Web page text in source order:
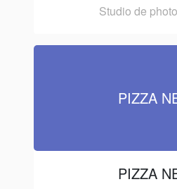
Studio de
PIZZA
PIZZA